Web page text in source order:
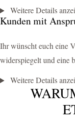
Weitere Details
Kunden mit
Ihr wünscht euch eine
widerspiegelt und eine
Weitere Details